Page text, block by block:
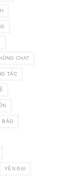
CHAT
TÁC
BÁO
YÊN ĐẠI